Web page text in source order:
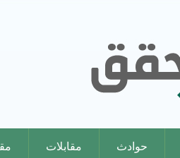
حوادث مقابلات